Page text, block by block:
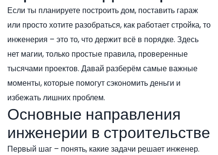
Если ты планируете построить дом, поставить гараж
или просто хотите разобраться, как работает стройка, то
инженерия – это то, что держит всё в порядке. Здесь
нет магии, только простые правила, проверенные
тысячами проектов. Давай разберём самые важные
моменты, которые помогут сэкономить деньги и
избежать лишних проблем.
Основные направления
инженерии в строительстве
Первый шаг – понять, какие задачи решает инженер.